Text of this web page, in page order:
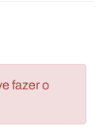
fazer o